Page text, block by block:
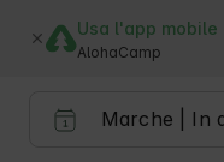
Usa l'app mobile
AlohaCamp